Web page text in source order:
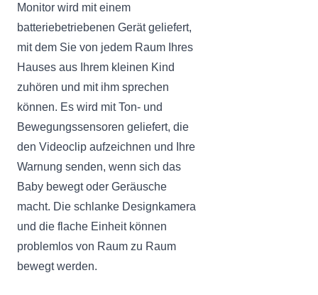
Monitor wird mit einem
batteriebetriebenen Gerät geliefert,
mit dem Sie von jedem Raum Ihres
Hauses aus Ihrem kleinen Kind
zuhören und mit ihm sprechen
können. Es wird mit Ton- und
Bewegungssensoren geliefert, die
den Videoclip aufzeichnen und Ihre
Warnung senden, wenn sich das
Baby bewegt oder Geräusche
macht. Die schlanke Designkamera
und die flache Einheit können
problemlos von Raum zu Raum
bewegt werden.